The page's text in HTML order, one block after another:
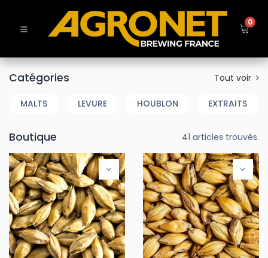
0
Catégories Tout voir
MALTS LEVURE HOUBLON EXTRAITS
Boutique 41 articles trouvés.